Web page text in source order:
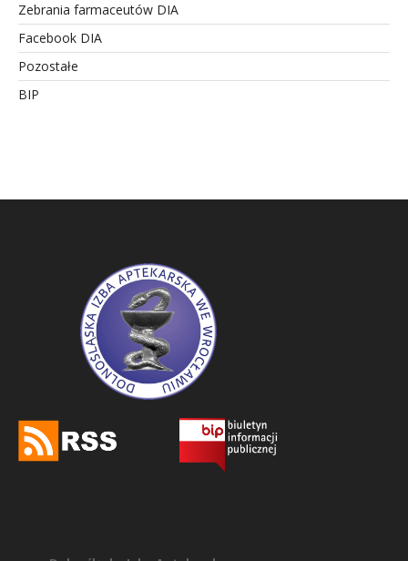
Zebrania farmaceutów DIA
Facebook DIA
Pozostałe
BIP